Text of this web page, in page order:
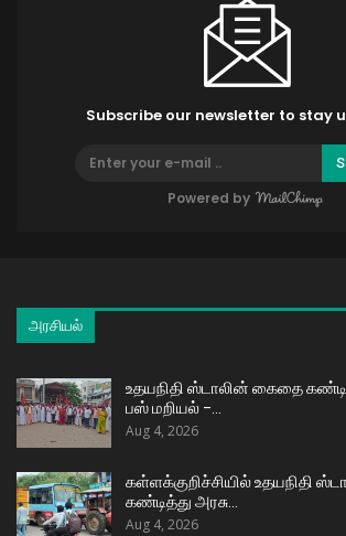
Subscribe our newsletter to stay
Powered by
அரசியல்
உதயநிதி ஸ்டாலின் கைதை
பஸ் மறியல் –…
Aug 4, 2026
கள்ளக்குறிச்சியில் உதயநிதி
கண்டித்து அரசு…
Aug 4, 2026